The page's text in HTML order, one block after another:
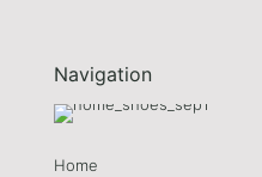
Navigation
Home